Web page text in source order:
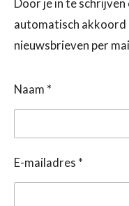
Door je in te
automatisch akkoord
nieuwsbrieven per
Naam *
E-mailadres *